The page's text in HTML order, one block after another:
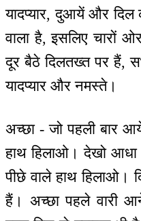
यादप्यार, दुआयें और
वाला है, इसलिए चारों
दूर बैठे दिलतख्त पर हैं,
यादप्यार और नमस्ते।
अच्छा - जो पहली बार
हाथ हिलाओ। देखो आधा
पीछे वाले हाथ हिलाओ।
हैं। अच्छा पहले वारी